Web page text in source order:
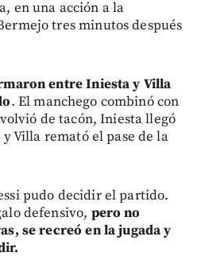
en una acción a la
tres minutos después
entre Iniesta y Villa
. El manchego combinó con
de tacón, Iniesta llegó
Villa remató el pase de la
pudo decidir el partido.
defensivo, pero no
se recreó en la jugada y